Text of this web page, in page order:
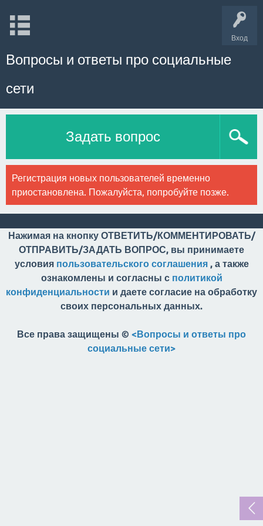
Вход
Вопросы и ответы про социальные
сети
Задать вопрос
Регистрация новых пользователей временно
приостановлена. Пожалуйста, попробуйте позже.
Нажимая на кнопку ОТВЕТИТЬ/КОММЕНТИРОВАТЬ/
ОТПРАВИТЬ/ЗАДАТЬ ВОПРОС, вы принимаете
условия пользовательского соглашения, а также
ознакомлены и согласны с политикой
конфиденциальности и даете согласие на обработку
своих персональных данных.
Все права защищены © <Вопросы и ответы про
социальные сети>